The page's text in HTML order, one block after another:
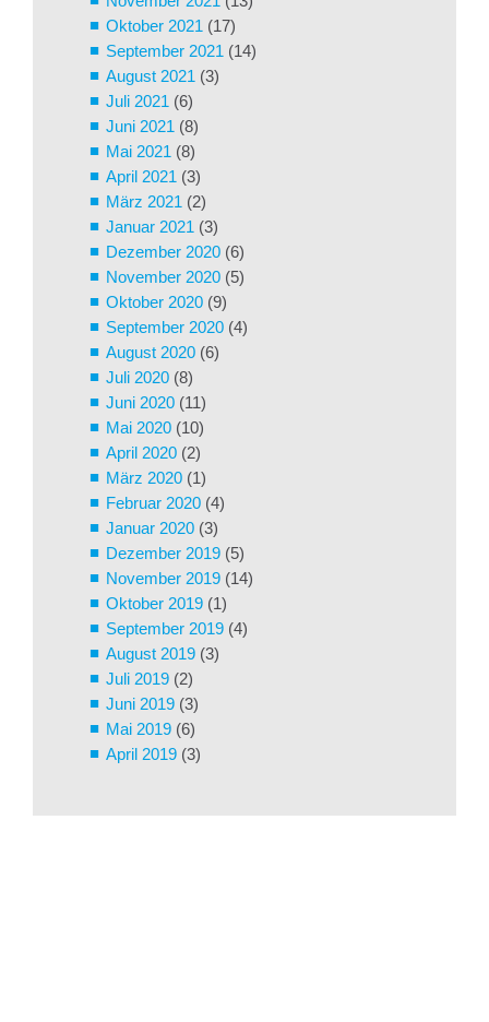
Oktober 2021 (17)
September 2021 (14)
August 2021 (3)
Juli 2021 (6)
Juni 2021 (8)
Mai 2021 (8)
April 2021 (3)
März 2021 (2)
Januar 2021 (3)
Dezember 2020 (6)
November 2020 (5)
Oktober 2020 (9)
September 2020 (4)
August 2020 (6)
Juli 2020 (8)
Juni 2020 (11)
Mai 2020 (10)
April 2020 (2)
März 2020 (1)
Februar 2020 (4)
Januar 2020 (3)
Dezember 2019 (5)
November 2019 (14)
Oktober 2019 (1)
September 2019 (4)
August 2019 (3)
Juli 2019 (2)
Juni 2019 (3)
Mai 2019 (6)
April 2019 (3)